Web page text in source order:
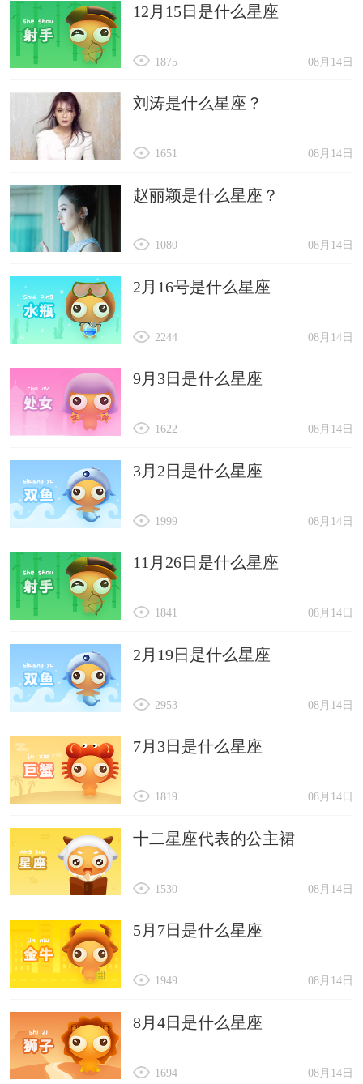
12月15日是什么星座
08月14日
1875
刘涛是什么星座？
08月14日
1651
赵丽颖是什么星座？
08月14日
1080
2月16号是什么星座
08月14日
2244
9月3日是什么星座
08月14日
1622
3月2日是什么星座
08月14日
1999
11月26日是什么星座
08月14日
1841
2月19日是什么星座
08月14日
2953
7月3日是什么星座
08月14日
1819
十二星座代表的公主裙
08月14日
1530
5月7日是什么星座
08月14日
1949
8月4日是什么星座
08月14日
1694